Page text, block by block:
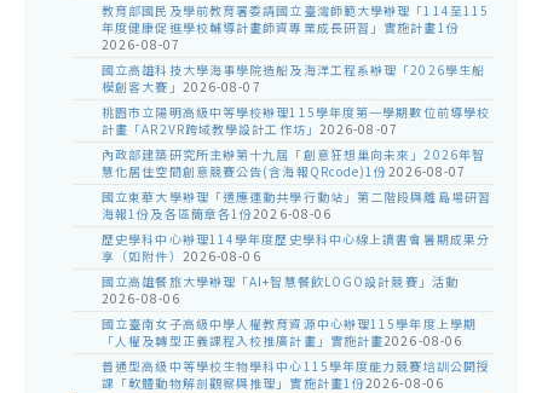
教育部國民及學前教育署委請國立臺灣師範大學辦理「114至115
年度健康促進學校輔導計畫師資專業成長研習」實施計畫1份
2026-08-07
國立高雄科技大學海事學院造船及海洋工程系辦理「2026學生船
模創客大賽」 2026-08-07
桃園市立陽明高級中等學校辦理115學年度第一學期數位前導學校
計畫「AR2VR跨域教學設計工作坊」 2026-08-07
內政部建築研究所主辦第十九屆「創意狂想巢向未來」2026年智
慧化居住空間創意競賽公告(含海報QRcode)1份2026-08-07
國立東華大學辦理「適應運動共學行動站」第二階段與離島場研習
海報1份及各區簡章各1份2026-08-06
歷史學科中心辦理114學年度歷史學科中心線上讀書會暑期成果分
享（如附件） 2026-08-06
國立高雄餐旅大學辦理「AI+智慧餐飲LOGO設計競賽」活動
2026-08-06
國立臺南女子高級中學人權教育資源中心辦理115學年度上學期
「人權及轉型正義課程入校推廣計畫」實施計畫2026-08-06
普通型高級中等學校生物學科中心115學年度能力競賽培訓公開授
課「軟體動物解剖觀察與推理」實施計畫1份2026-08-06